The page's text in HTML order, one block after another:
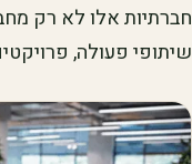
חברתיות אלו לא רק
שיתופי פעולה,